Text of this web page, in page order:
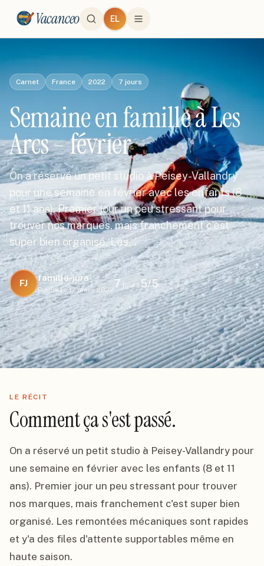
Vacanceo EL
Carnet France 2022 7 jours
Semaine en famille à Les
Arcs - février
On a réservé un petit studio à Peisey-Vallandry
pour une semaine en février avec les enfants (8
et 11 ans). Premier jour un peu stressant pour
trouver nos marques, mais franchement c'est
super bien organisé. Les…
FJ
famille-jura
Publié le 17 mars 2022
7 jours5/5
LE RÉCIT
Comment ça s'est passé.
On a réservé un petit studio à Peisey-Vallandry pour
une semaine en février avec les enfants (8 et 11
ans). Premier jour un peu stressant pour trouver
nos marques, mais franchement c'est super bien
organisé. Les remontées mécaniques sont rapides
et y'a des files d'attente supportables même en
haute saison.